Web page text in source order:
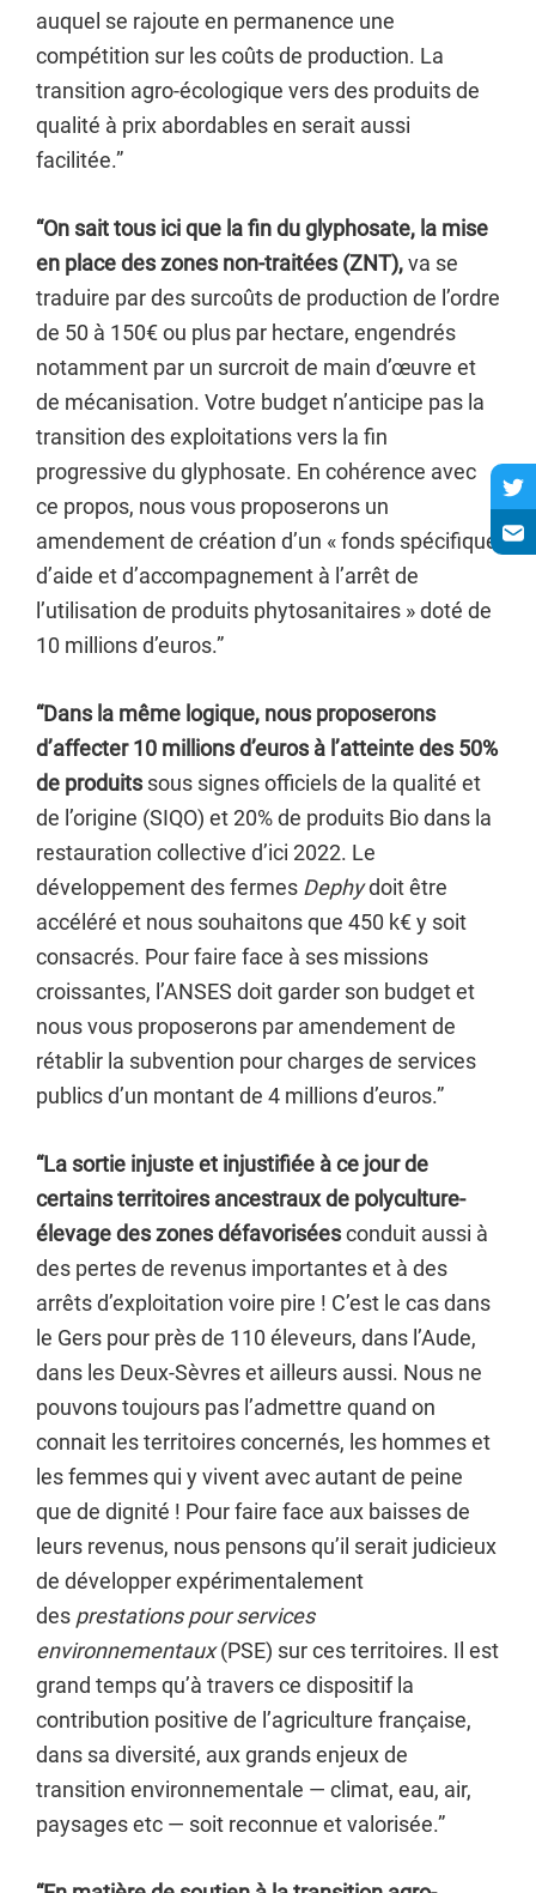
auquel se rajoute en permanence une
compétition sur les coûts de production. La
transition agro-écologique vers des produits de
qualité à prix abordables en serait aussi
facilitée.”
“On sait tous ici que la fin du glyphosate, la mise
en place des zones non-traitées (ZNT),va se
traduire par des surcoûts de production de l’ordre
de 50 à 150€ ou plus par hectare, engendrés
notamment par un surcroit de main d’œuvre et
de mécanisation. Votre budget n’anticipe pas la
transition des exploitations vers la fin
progressive du glyphosate. En cohérence avec
ce propos, nous vous proposerons un
amendement de création d’un « fonds spécifique
d’aide et d’accompagnement à l’arrêt de
l’utilisation de produits phytosanitaires » doté de
10 millions d’euros.”
“Dans la même logique, nous proposerons
d’affecter 10 millions d’euros à l’atteinte des 50%
de produits sous signes officiels de la qualité et
de l’origine (SIQO) et 20% de produits Bio dans la
restauration collective d’ici 2022. Le
développement des fermes Dephydoit être
accéléré et nous souhaitons que 450 k€ y soit
consacrés. Pour faire face à ses missions
croissantes, l’ANSES doit garder son budget et
nous vous proposerons par amendement de
rétablir la subvention pour charges de services
publics d’un montant de 4 millions d’euros.”
“La sortie injuste et injustifiée à ce jour de
certains territoires ancestraux de polyculture-
élevagedes zones défavoriséesconduit aussi à
des pertes de revenus importantes et à des
arrêts d’exploitation voire pire ! C’est le cas dans
le Gers pour près de 110 éleveurs, dans l’Aude,
dans les Deux-Sèvres et ailleurs aussi. Nous ne
pouvons toujours pas l’admettre quand on
connait les territoires concernés, les hommes et
les femmes qui y vivent avec autant de peine
que de dignité ! Pour faire face aux baisses de
leurs revenus, nous pensons qu’il serait judicieux
de développer expérimentalement
des prestations pour services
environnementaux(PSE) sur ces territoires. Il est
grand temps qu’à travers ce dispositif la
contribution positive de l’agriculture française,
dans sa diversité, aux grands enjeux de
transition environnementale — climat, eau, air,
paysages etc — soit reconnue et valorisée.”